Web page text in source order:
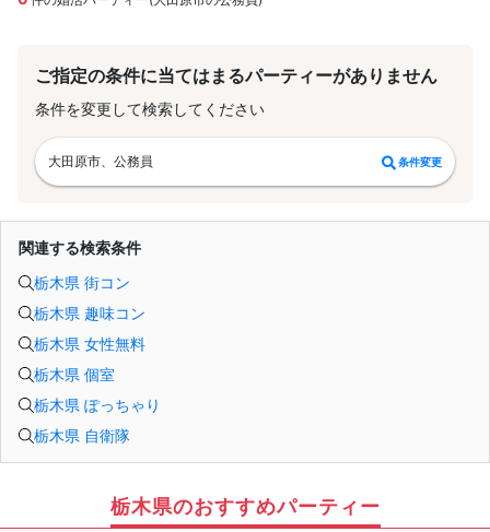
ご指定の条件に当てはまるパーティーがありません
条件を変更して検索してください
大田原市、公務員 条件変更
関連する検索条件
栃木県 街コン
栃木県 趣味コン
栃木県 女性無料
栃木県 個室
栃木県 ぽっちゃり
栃木県 自衛隊
栃木県のおすすめパーティー